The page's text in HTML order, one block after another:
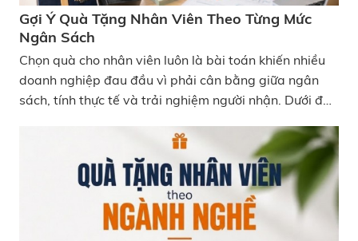
Gợi Ý Quà Tặng Nhân Viên Theo Từng Mức
Ngân Sách
Chọn quà cho nhân viên luôn là bài toán khiến nhiều
doanh nghiệp đau đầu vì phải cân bằng giữa ngân
sách, tính thực tế và trải nghiệm người nhận. Dưới đây
được chia theo từng mức giá để doanh nghiệp dễ lựa